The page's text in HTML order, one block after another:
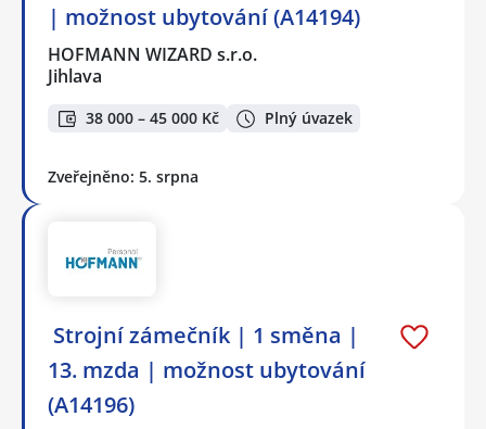
| možnost ubytování (A14194)
HOFMANN WIZARD s.r.o.
Jihlava
38 000 – 45 000 Kč Plný úvazek
Zveřejněno: 5. srpna
️ Strojní zámečník | 1 směna |
13. mzda | možnost ubytování
(A14196)